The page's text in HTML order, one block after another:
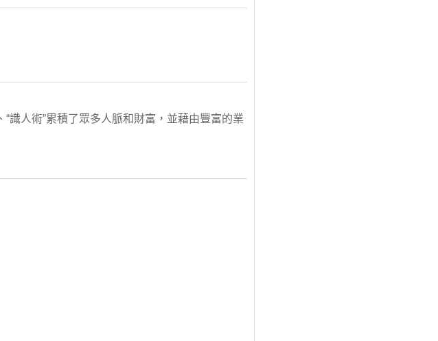
識人術”累積了眾多人脈和財富，並藉由豐富的業